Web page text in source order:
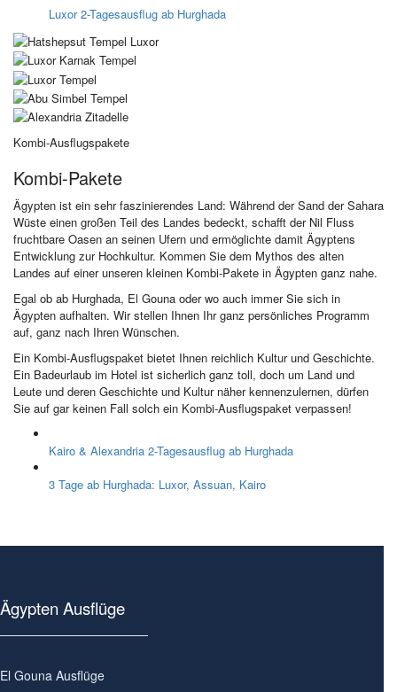
Luxor 2-Tagesausflug ab Hurghada
Kombi-Ausflugspakete
Kombi-Pakete
Ägypten ist ein sehr faszinierendes Land: Während der Sand der Sahara
Wüste einen großen Teil des Landes bedeckt, schafft der Nil Fluss
fruchtbare Oasen an seinen Ufern und ermöglichte damit Ägyptens
Entwicklung zur Hochkultur. Kommen Sie dem Mythos des alten
Landes auf einer unseren kleinen Kombi-Pakete in Ägypten ganz nahe.
Egal ob ab Hurghada, El Gouna oder wo auch immer Sie sich in
Ägypten aufhalten. Wir stellen Ihnen Ihr ganz persönliches Programm
auf, ganz nach Ihren Wünschen.
Ein Kombi-Ausflugspaket bietet Ihnen reichlich Kultur und Geschichte.
Ein Badeurlaub im Hotel ist sicherlich ganz toll, doch um Land und
Leute und deren Geschichte und Kultur näher kennenzulernen, dürfen
Sie auf gar keinen Fall solch ein Kombi-Ausflugspaket verpassen!
Kairo & Alexandria 2-Tagesausflug ab Hurghada
3 Tage ab Hurghada: Luxor, Assuan, Kairo
Ägypten Ausflüge
El Gouna Ausflüge